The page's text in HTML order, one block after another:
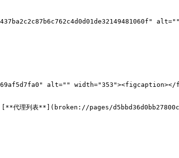
alt=""
阅 [**代理列表**](broken://pages/